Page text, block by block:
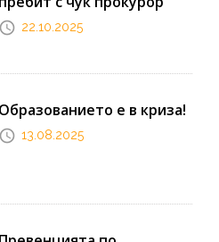
22.10.2025
Образованието е в криза!
13.08.2025